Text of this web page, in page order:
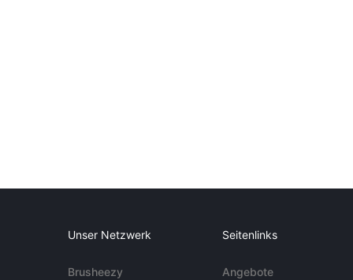
Unser Netzwerk
Brusheezy
Seitenlinks
Angebote